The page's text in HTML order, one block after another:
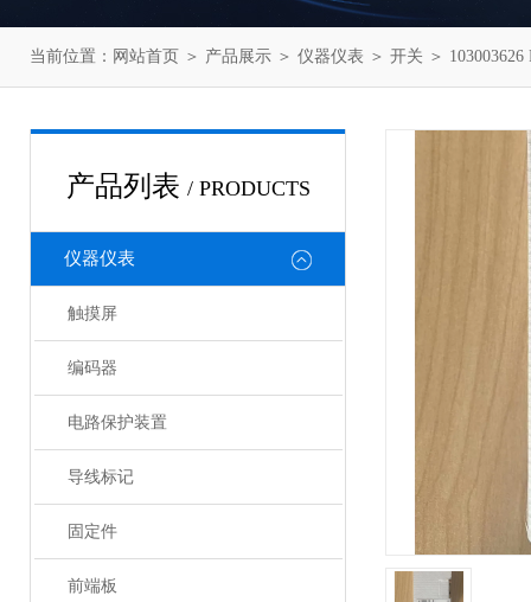
当前位置： 网站首页 ＞ 产品展示 ＞ 仪器仪表 ＞ 开关 ＞
产品列表 / PRODUCTS
仪器仪表
触摸屏
编码器
电路保护装置
导线标记
固定件
前端板